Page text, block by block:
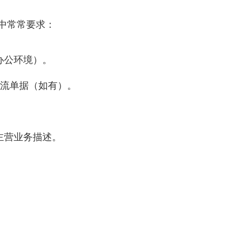
常常要求：
环境）。
单据（如有）。
业务描述。